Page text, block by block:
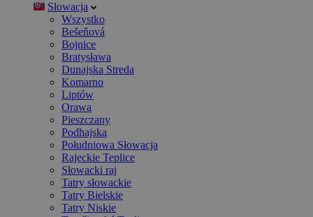
Słowacja
Wszystko
Bešeňová
Bojnice
Bratysława
Dunajska Streda
Komarno
Liptów
Orawa
Pieszczany
Podhajska
Południowa Słowacja
Rajeckie Teplice
Słowacki raj
Tatry słowackie
Tatry Bielskie
Tatry Niskie